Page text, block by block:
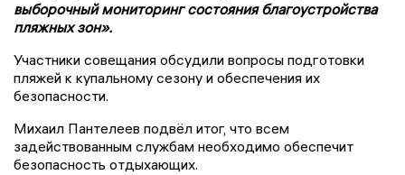
выборочный мониторинг состояния благоустройства
пляжных зон».
Участники совещания обсудили вопросы подготовки
пляжей к купальному сезону и обеспечения их
безопасности.
Михаил Пантелеев подвёл итог, что всем
задействованным службам необходимо обеспечит
безопасность отдыхающих.